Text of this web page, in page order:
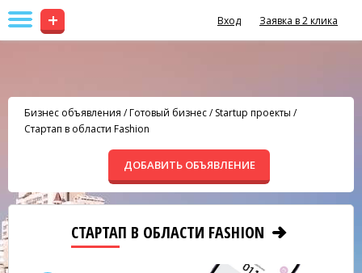
+ Вход Заявка в 2 клика
Бизнес объявления /Готовый бизнес/Startup проекты /
Стартап в области Fashion
ДОБАВИТЬ ОБЪЯВЛЕНИЕ
СТАРТАП В ОБЛАСТИ FASHION